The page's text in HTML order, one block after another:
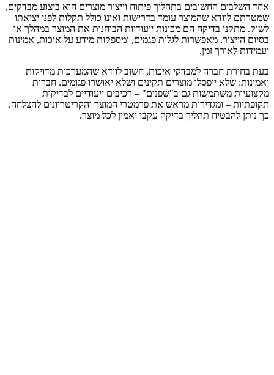
אחד השלבים החשובים בתהליך פיתוח וייצור מוצרים הוא ביצוע מבדקים,
שמטרתם לוודא שהמוצר עומד בדרישות ואינו כולל תקלות לפני יציאתו
לשוק. מתקני בדיקה הם מכונות ייעודיות הבוחנות את המוצר במהלך או
בסיום הייצור, מאפשרות לגלות פגמים, ומספקות מידע על איכות, אמינות
ועמידות לאורך זמן.
בעת בחירת חברה למבדקי איכות, חשוב לוודא שהמערכות מדויקות
ואמינות: שלא ייפסלו מוצרים תקינים ושלא יאושרו פגומים. חברות
מקצועיות משתמשות גם ב"שפנים" – רכיבים ייעודיים לבדיקות
תקופתיות – ומגדירות מראש את פרמטרי המוצר והקריטריונים להצלחה.
כך ניתן להבטיח תהליך בדיקה עקבי ואמין לכל מוצר.